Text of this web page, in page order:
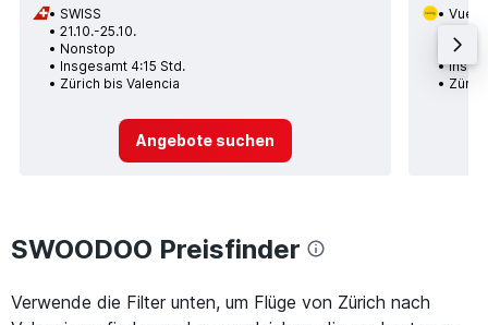
SWISS
21.10.-25.10.
Nonstop
Insgesamt 4:15 Std.
Zürich bis Valencia
Angebote suchen
2
SWOODOO Preisfinder
Verwende die Filter unten, um Flüge von Zürich nach